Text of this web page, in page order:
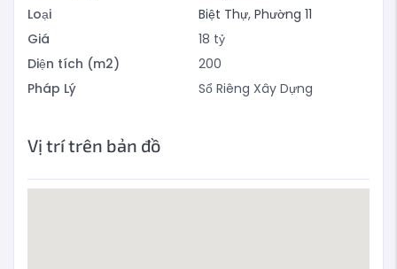
Loại
Biệt Thự, Phường 11
Giá
18 tỷ
Diện tích (m2)
200
Pháp Lý
Sổ Riêng Xây Dựng
Vị trí trên bản đồ